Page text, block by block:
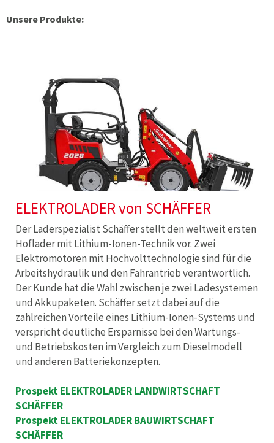
Unsere Produkte:
ELEKTROLADER von SCHÄFFER
Der Laderspezialist Schäffer stellt den weltweit ersten
Hoflader mit Lithium-Ionen-Technik vor. Zwei
Elektromotoren mit Hochvolttechnologie sind für die
Arbeitshydraulik und den Fahrantrieb verantwortlich.
Der Kunde hat die Wahl zwischen je zwei Ladesystemen
und Akkupaketen. Schäffer setzt dabei auf die
zahlreichen Vorteile eines Lithium-Ionen-Systems und
verspricht deutliche Ersparnisse bei den Wartungs-
und Betriebskosten im Vergleich zum Dieselmodell
und anderen Batteriekonzepten.
Prospekt ELEKTROLADER LANDWIRTSCHAFT
SCHÄFFER
Prospekt ELEKTROLADER BAUWIRTSCHAFT
SCHÄFFER